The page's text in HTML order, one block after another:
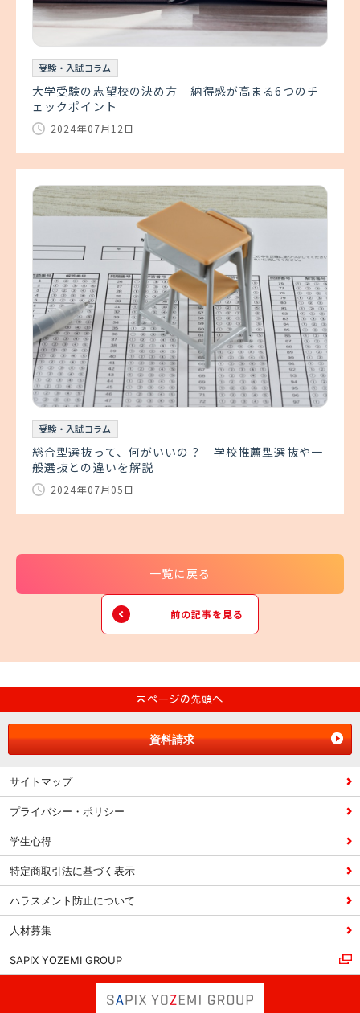
受験・入試コラム
大学受験の志望校の決め方 納得感が高まる6つのチ
ェックポイント
2024年07月12日
受験・入試コラム
総合型選抜って、何がいいの？ 学校推薦型選抜や一
般選抜との違いを解説
2024年07月05日
前の記事を見る
一覧に戻る
資料請求
サイトマップ
プライバシー・ポリシー
学生心得
特定商取引法に基づく表示
ハラスメント防止について
人材募集
SAPIX YOZEMI GROUP